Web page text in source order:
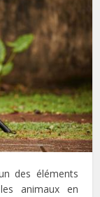
des éléments
animaux en